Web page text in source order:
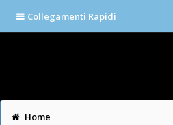
Collegamenti Rapidi
Home